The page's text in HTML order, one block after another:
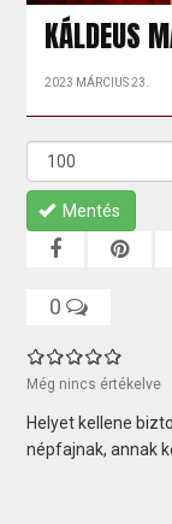
KÁLDEUS
2023 MÁRCIUS 23.
Mentés
0
Még nincs értékelve
Helyet kellene
népfajnak, annak